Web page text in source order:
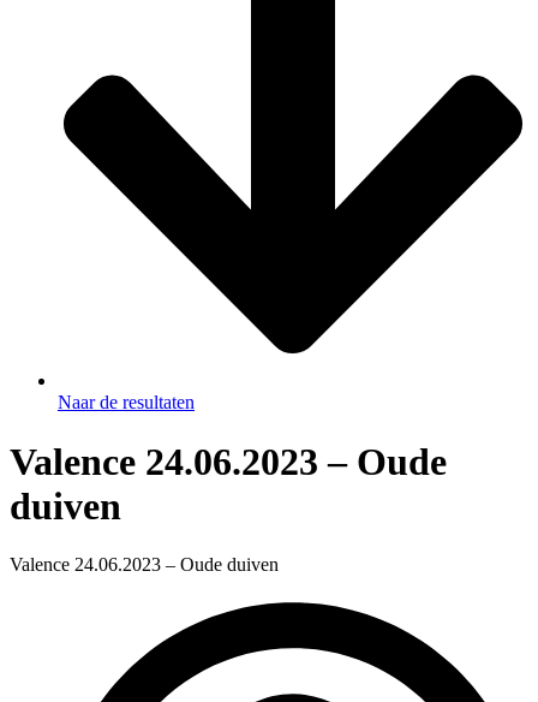
Naar de resultaten
Valence 24.06.2023 – Oude
duiven
Valence 24.06.2023 – Oude duiven